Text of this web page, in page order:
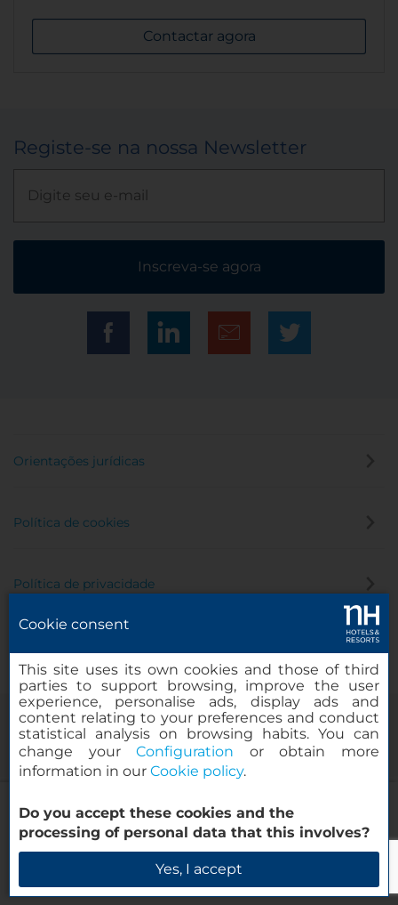
NH La Avanzada
Verificar disponibilidade
Contactar agora
Registe-se na nossa Newsletter
Inscreva-se agora
Orientações jurídicas
Política de cookies
Política de privacidade
© 2000-2026 MINOR HOTELS EUROPE & AMERICAS Santa Engracia
120. 28003 Madrid, Espanha
Cookie consent
This site uses its own cookies and those of third
parties to support browsing, improve the user
experience, personalise ads, display ads and
content relating to your preferences and conduct
statistical analysis on browsing habits. You can
change yourConfiguration or obtain more
information in our Cookie policy.
Do you accept these cookies and the
processing of personal data that this involves?
Yes, I accept